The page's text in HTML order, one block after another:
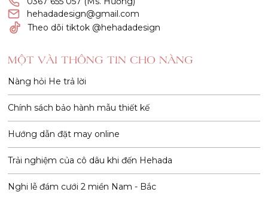
hehadadesign@gmail.com
Theo dõi tiktok @hehadadesign
MỘT VÀI THÔNG TIN CHO NÀNG
Nàng hỏi He trả lời
Chính sách bảo hành mẫu thiết kế
Hướng dẫn đặt may online
Trải nghiệm của cô dâu khi đến Hehada
Nghi lễ đám cưới 2 miền Nam - Bắc